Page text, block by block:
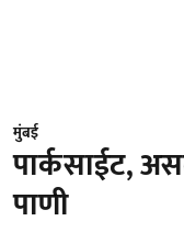
मुंबई
पार्कसाईट,
पाणी